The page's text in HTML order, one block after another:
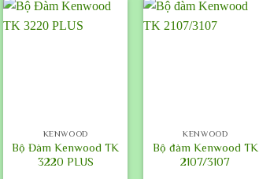
KENWOOD
Bộ Đàm Kenwood TK
3220 PLUS
KENWOOD
Bộ đàm Kenwood TK
2107/3107